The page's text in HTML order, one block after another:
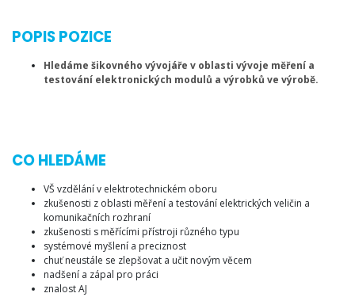
POPIS POZICE
Hledáme šikovného vývojáře v oblasti vývoje měření a
testování elektronických modulů a výrobků ve výrobě.
CO HLEDÁME
VŠ vzdělání v elektrotechnickém oboru
zkušenosti z oblasti měření a testování elektrických veličin a
komunikačních rozhraní
zkušenosti s měřícími přístroji různého typu
systémové myšlení a preciznost
chuť neustále se zlepšovat a učit novým věcem
nadšení a zápal pro práci
znalost AJ